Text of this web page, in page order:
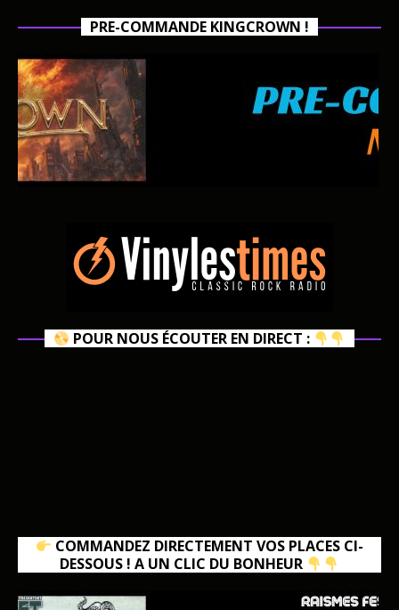
PRE-COMMANDE KINGCROWN !
POUR NOUS ÉCOUTER EN DIRECT :
COMMANDEZ DIRECTEMENT VOS PLACES CI-
DESSOUS ! A UN CLIC DU BONHEUR